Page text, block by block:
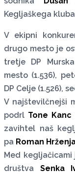
Kegljaškega
V ekipni
drugo mesto je
tretje DP
mesto (1.536),
DP Celje (1.526),
V najštevilčnejši
podrl Tone Kanc
zavihtel naš
pa Roman
Med
društva Senka